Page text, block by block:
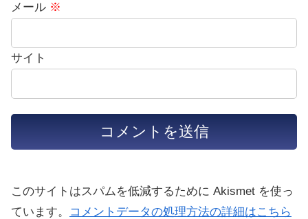
メール ※
サイト
このサイトはスパムを低減するために Akismet を使っ
ています。
コメントデータの処理方法の詳細はこちら